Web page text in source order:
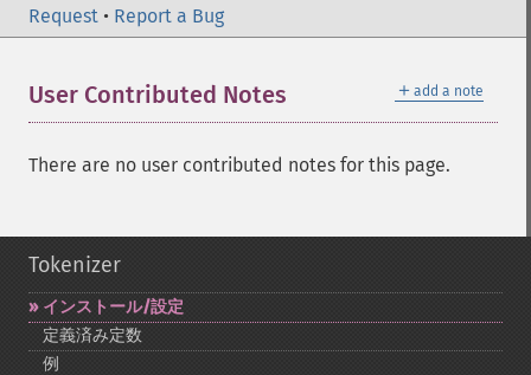
Request • Report a Bug
＋ add a note
User Contributed Notes
There are no user contributed notes for this page.
Tokenizer
インストール/設定
定義済み定数
例